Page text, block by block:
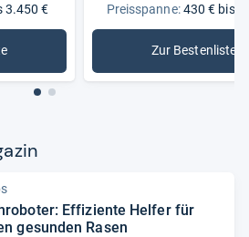
3.450 € Preisspanne:430 € bis
Zur Bestenliste
:
Effi­zi­ente Hel­fer für
gesun­den Rasen